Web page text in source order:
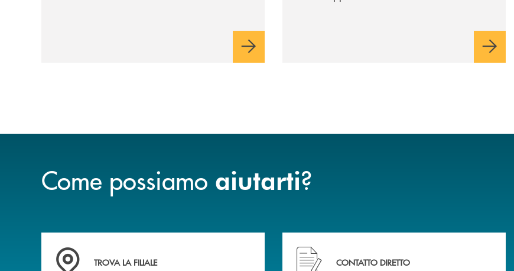
Come possiamo aiutarti?
Accedi all' elenco completo delle filiali .
TROVA LA FILIALE
Hai bisogno di assistenza immediata? Contattaci .
CONTATTO DIRETTO